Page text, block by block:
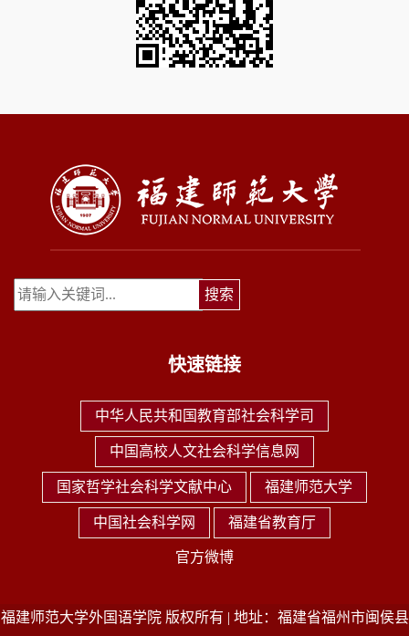
快速链接
中华人民共和国教育部社会科学司
中国高校人文社会科学信息网
国家哲学社会科学文献中心 福建师范大学
中国社会科学网 福建省教育厅
官方微博
福建师范大学外国语学院 版权所有 | 地址：福建省福州市闽侯县